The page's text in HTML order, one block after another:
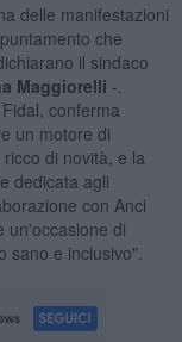
delle manifestazioni
che
il sindaco
Maggiorelli -.
conferma
un motore di
di novità, e la
dedicata agli
con Anci
un'occasione di
sano e inclusivo".